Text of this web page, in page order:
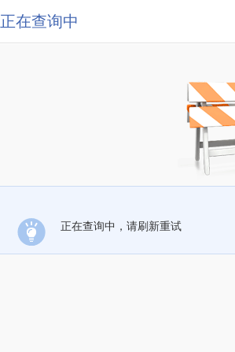
正在查询中
正在查询中，请刷新重试